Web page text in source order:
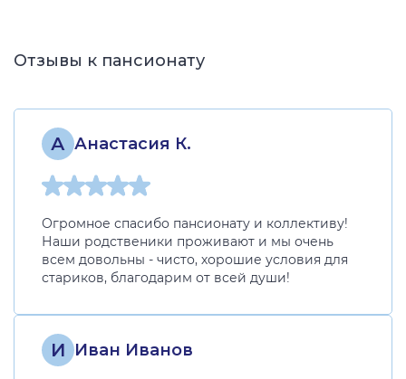
Отзывы к пансионату
А Анастасия К.
Огромное спасибо пансионату и коллективу!
Наши родственики проживают и мы очень
всем довольны - чисто, хорошие условия для
стариков, благодарим от всей души!
И Иван Иванов